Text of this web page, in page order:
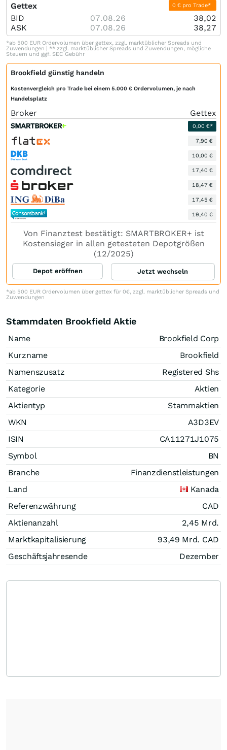
Gettex 0 € pro Trade*
BID 07.08.26
38,02
ASK
07.08.26 38,27
*ab 500 EUR Ordervolumen über gettex, zzgl. marktüblicher Spreads und
Zuwendungen | ** zzgl. marktüblicher Spreads und Zuwendungen, mögliche
Steuern und ggf. SEC Gebühr
Brookfield günstig handeln
Kostenvergleich pro Trade bei einem 5.000 € Ordervolumen, je nach
Handelsplatz
Broker Gettex
0,00 €*
7,90 €
10,00 €
17,40 €
18,47 €
17,45 €
19,40 €
Von Finanztest bestätigt: SMARTBROKER+ ist
Kostensieger in allen getesteten Depotgrößen
(12/2025)
Depot eröffnen Jetzt wechseln
*ab 500 EUR Ordervolumen über gettex für 0€, zzgl. marktüblicher Spreads und
Zuwendungen
Stammdaten Brookfield Aktie
Name
Brookfield Corp
Kurzname
Brookfield
Namenszusatz
Registered Shs
Kategorie
Aktien
Aktientyp
Stammaktien
WKN
A3D3EV
ISIN
CA11271J1075
Symbol
BN
Branche
Finanzdienstleistungen
Land
Kanada
Referenzwährung
CAD
Aktienanzahl
2,45 Mrd.
Marktkapitalisierung
93,49 Mrd. CAD
Geschäftsjahresende
Dezember